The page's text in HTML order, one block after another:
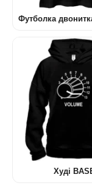
Футболка
Худі